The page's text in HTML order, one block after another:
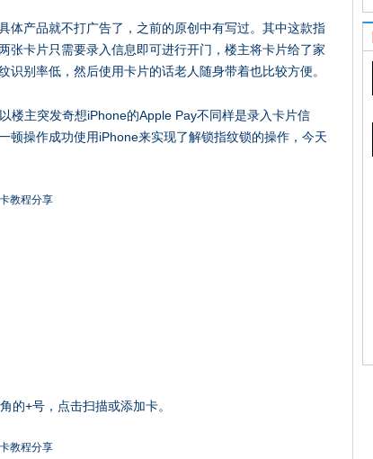
体产品就不打广告了，之前的原创中有写过。其中这款指
张卡片只需要录入信息即可进行开门，楼主将卡片给了家
识别率低，然后使用卡片的话老人随身带着也比较方便。
楼主突发奇想iPhone的Apple Pay不同样是录入卡片信
顿操作成功使用iPhone来实现了解锁指纹锁的操作，今天
的+号，点击扫描或添加卡。